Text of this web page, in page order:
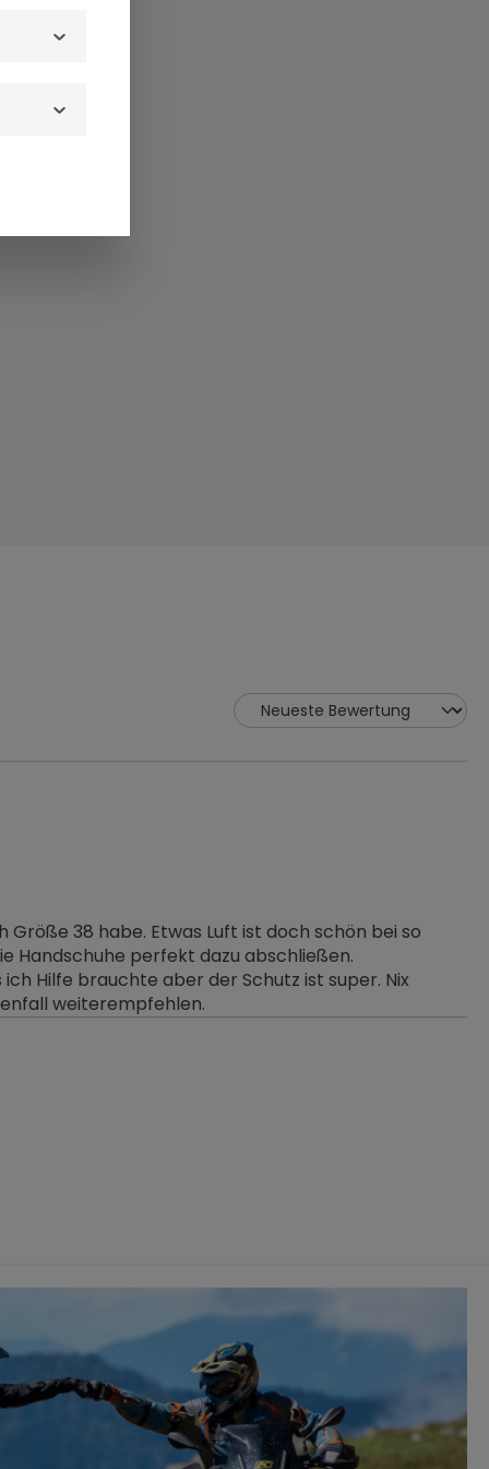
38 habe. Etwas Luft ist doch schön bei so
Handschuhe perfekt dazu abschließen.
Hilfe brauchte aber der Schutz ist super. Nix
weiterempfehlen.